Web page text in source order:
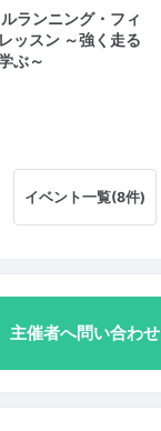
ランニング・フィ
ッスン ～強く走る
ぶ～
イベント一覧(8件)
主催者へ問い合わせ